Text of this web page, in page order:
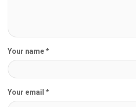
Your name *
Your email *